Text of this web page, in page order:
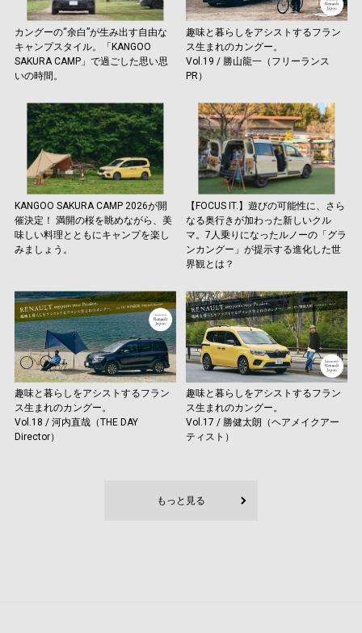
カングーの“余白”が生み出す自由な
キャンプスタイル。「KANGOO
SAKURA CAMP」で過ごした思い思
いの時間。
趣味と暮らしをアシストするフラン
ス生まれのカングー。
Vol.19 / 勝山龍一（フリーランス
PR）
KANGOO SAKURA CAMP 2026が開
催決定！ 満開の桜を眺めながら、美
味しい料理とともにキャンプを楽し
みましょう。
【FOCUS IT.】遊びの可能性に、さら
なる奥行きが加わった新しいクル
マ。7人乗りになったルノーの「グラ
ンカングー」が提示する進化した世
界観とは？
趣味と暮らしをアシストするフラン
ス生まれのカングー。
Vol.18 / 河内直哉（THE DAY
Director）
趣味と暮らしをアシストするフラン
ス生まれのカングー。
Vol.17 / 勝健太朗（ヘアメイクアー
ティスト）
もっと見る